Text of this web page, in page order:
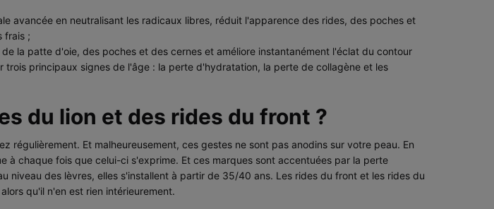
avancée en neutralisant les radicaux libres, réduit l'apparence des rides, des poches et
frais ;
la patte d'oie, des poches et des cernes et améliore instantanément l'éclat du contour
principaux signes de l'âge : la perte d'hydratation, la perte de collagène et les
du lion et des rides du front ?
régulièrement. Et malheureusement, ces gestes ne sont pas anodins sur votre peau. En
chaque fois que celui-ci s'exprime. Et ces marques sont accentuées par la perte
des lèvres, elles s'installent à partir de 35/40 ans. Les rides du front et les rides du
qu'il n'en est rien intérieurement.